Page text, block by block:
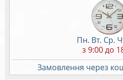
Пн. Вт. Ср.
з 9:00 до
Замовлення через